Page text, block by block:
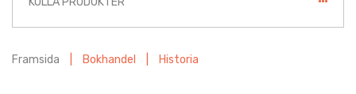
Framsida Bokhandel Historia